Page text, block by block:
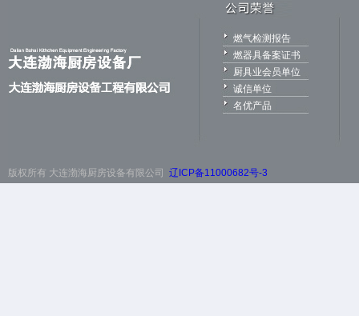
版权所有 大连渤海厨房设备有限公司 辽ICP备11000682号-3
燃气检测报告
燃器具备案证书
厨具业会员单位
诚信单位
名优产品